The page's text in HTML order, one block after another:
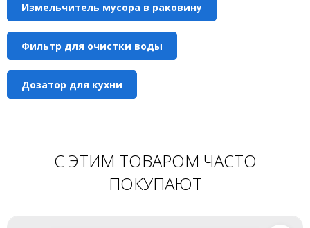
Измельчитель мусора в раковину
Фильтр для очистки воды
Дозатор для кухни
С ЭТИМ ТОВАРОМ ЧАСТО
ПОКУПАЮТ